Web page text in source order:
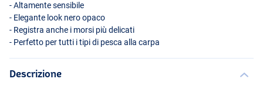
- Altamente sensibile
- Elegante look nero opaco
- Registra anche i morsi più delicati
- Perfetto per tutti i tipi di pesca alla carpa
Descrizione